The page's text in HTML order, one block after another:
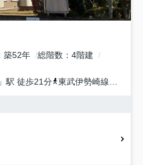
築52年 総階数
4階建
」駅 徒歩21分 東武伊勢崎線